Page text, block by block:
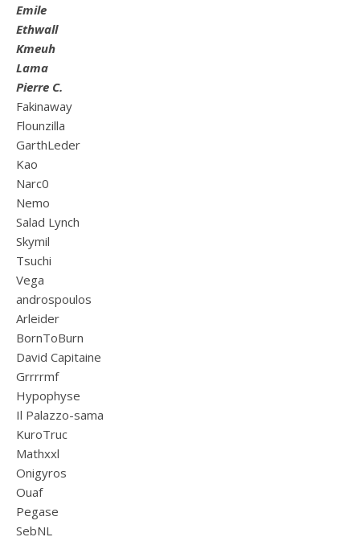
Emile
Ethwall
Kmeuh
Lama
Pierre C.
Fakinaway
Flounzilla
GarthLeder
Kao
Narc0
Nemo
Salad Lynch
Skymil
Tsuchi
Vega
androspoulos
Arleider
BornToBurn
David Capitaine
Grrrrmf
Hypophyse
Il Palazzo-sama
KuroTruc
Mathxxl
Onigyros
Ouaf
Pegase
SebNL